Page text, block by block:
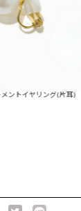
ング(片耳)